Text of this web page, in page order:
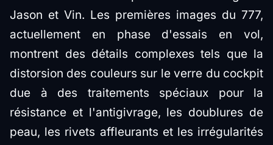
Jason et Vin. Les premières images du 777,
actuellement en phase d'essais en vol,
montrent des détails complexes tels que la
distorsion des couleurs sur le verre du cockpit
due à des traitements spéciaux pour la
résistance et l'antigivrage, les doublures de
peau, les rivets affleurants et les irrégularités